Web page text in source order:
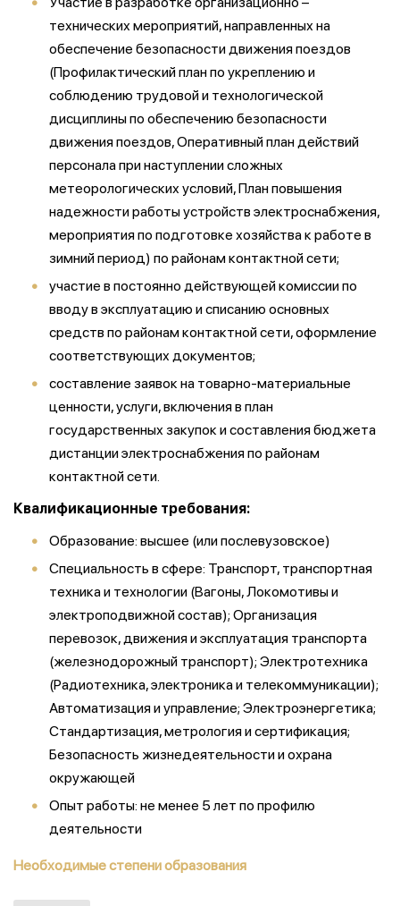
технических мероприятий, направленных на
обеспечение безопасности движения поездов
(Профилактический план по укреплению и
соблюдению трудовой и технологической
дисциплины по обеспечению безопасности
движения поездов, Оперативный план действий
персонала при наступлении сложных
метеорологических условий, План повышения
надежности работы устройств электроснабжения,
мероприятия по подготовке хозяйства к работе в
зимний период) по районам контактной сети;
участие в постоянно действующей комиссии по
вводу в эксплуатацию и списанию основных
средств по районам контактной сети, оформление
соответствующих документов;
составление заявок на товарно-материальные
ценности, услуги, включения в план
государственных закупок и составления бюджета
дистанции электроснабжения по районам
контактной сети.
Квалификационные требования:
Образование: высшее (или послевузовское)
Специальность в сфере: Транспорт, транспортная
техника и технологии (Вагоны, Локомотивы и
электроподвижной состав); Организация
перевозок, движения и эксплуатация транспорта
(железнодорожный транспорт); Электротехника
(Радиотехника, электроника и телекоммуникации);
Автоматизация и управление; Электроэнергетика;
Стандартизация, метрология и сертификация;
Безопасность жизнедеятельности и охрана
окружающей
Опыт работы: не менее 5 лет по профилю
деятельности
Необходимые степени образования